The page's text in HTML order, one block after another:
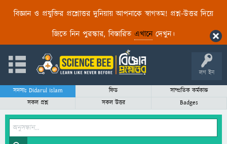
বিজ্ঞান ও প্রযুক্তির প্রশ্নোত্তর দুনিয়ায় আপনাকে স্বাগতম! প্রশ্ন-উত্তর দিয়ে
জিতে নিন পুরস্কার, বিস্তারিত এখানেদেখুন।
লগ ইন
সদস্যঃ Didarul islam ফিড
সাম্প্রতিক কর্মকান্ড
সকল প্রশ্ন
সকল উত্তর Badges